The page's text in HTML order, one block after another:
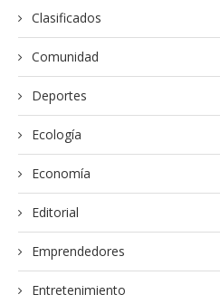
Clasificados
Comunidad
Deportes
Ecología
Economía
Editorial
Emprendedores
Entretenimiento